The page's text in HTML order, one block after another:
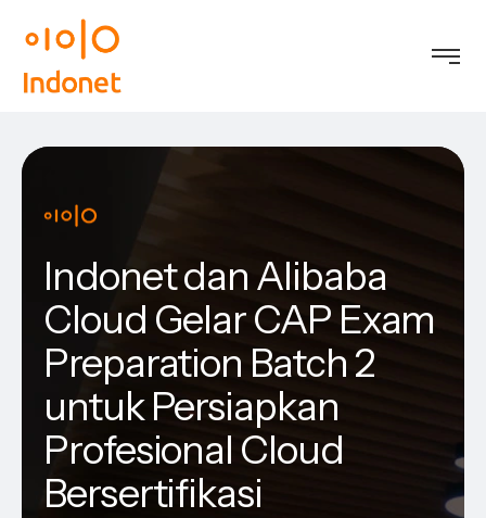
Indonet dan Alibaba
Cloud Gelar CAP Exam
Preparation Batch 2
untuk Persiapkan
Profesional Cloud
Bersertifikasi